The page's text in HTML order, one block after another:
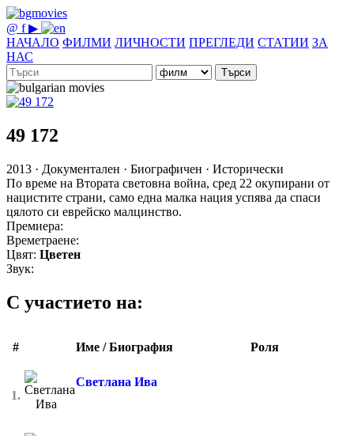
@ f ▶
НАЧАЛО ФИЛМИ ЛИЧНОСТИ ПРЕГЛЕДИ СТАТИИ ЗА
НАС
Търси
49 172
2013 · Документален · Биографичен · Исторически
По време на Втората световна война, сред 22 окупирани от
нацистите страни, само една малка нация успява да спаси
цялото си еврейско малцинство.
Премиера:
Времетраене:
Цвят: Цветен
Звук:
С участието на:
# Име / Биография Роля
1.
Светлана Ива